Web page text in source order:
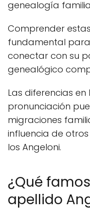
genealogía
Comprender
fundamental
conectar con su
genealógico
Las diferencias
pronunciación
migraciones
influencia de
los Angeloni.
¿Qué
apellido